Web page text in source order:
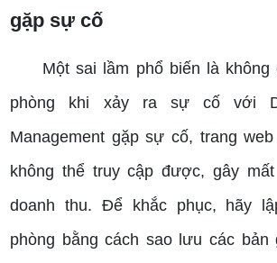
gặp sự cố
Một sai lầm phổ biến là
phòng khi xảy ra sự cố với
Management gặp sự cố, trang
không thể truy cập được, gây
doanh thu. Để khắc phục, hãy
phòng bằng cách sao lưu các bản